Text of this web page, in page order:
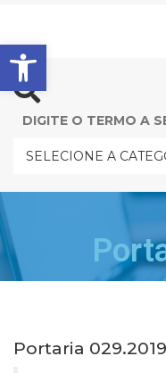
Barra de Ferramentas Aberta
Portaria 029.2019